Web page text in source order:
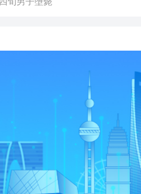
停Astra部分研發工作
享會舉行